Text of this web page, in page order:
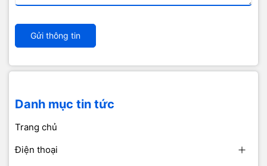
Gửi thông tin
Danh mục tin tức
Trang chủ
Điện thoại